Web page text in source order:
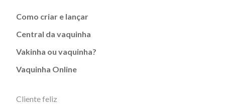
Como criar e lançar
Central da vaquinha
Vakinha ou vaquinha?
Vaquinha Online
Cliente feliz